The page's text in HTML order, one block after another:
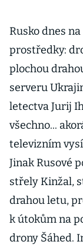
Rusko dnes
prostředky:
plochou
serveru
letectva Jurij
všechno...
televizním
Jinak Rusové
střely Kinžal,
drahou letu,
k útokům na
drony Šáhed.